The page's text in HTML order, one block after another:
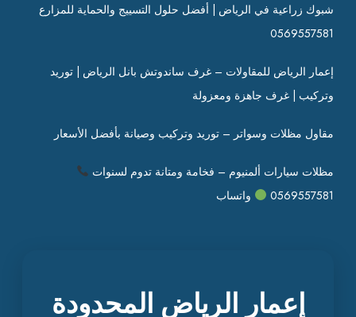
شبوك زراعية في الرياض | أفضل حلول التسييج والحماية للمزارع
0569557581
إعمار الرياض للمقاولات – غرف ساندوتش بانل الرياض | توريد
وتركيب | غرف جاهزة ومعزولة
مقاول مظلات وسواتر – توريد وتركيب وصيانة بأفضل الأسعار
مظلات سيارات ألمنيوم – فخامة ومتانة تدوم لسنوات
0569557581
واتساب
إعمار الرياض المحدودة